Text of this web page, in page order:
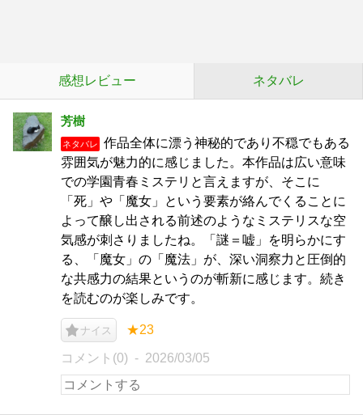
感想レビュー ネタバレ
芳樹
ネタバレ
作品全体に漂う神秘的であり不穏でもある
雰囲気が魅力的に感じました。本作品は広い意味
での学園青春ミステリと言えますが、そこに
「死」や「魔女」という要素が絡んでくることに
よって醸し出される前述のようなミステリスな空
気感が刺さりましたね。「謎＝嘘」を明らかにす
る、「魔女」の「魔法」が、深い洞察力と圧倒的
な共感力の結果というのが斬新に感じます。続き
を読むのが楽しみです。
ナイス ★23
コメント(0) 2026/03/05